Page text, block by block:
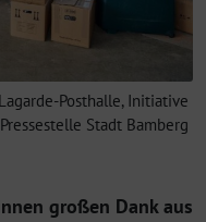
Posthalle, Initiative
Stadt Bamberg
großen Dank aus